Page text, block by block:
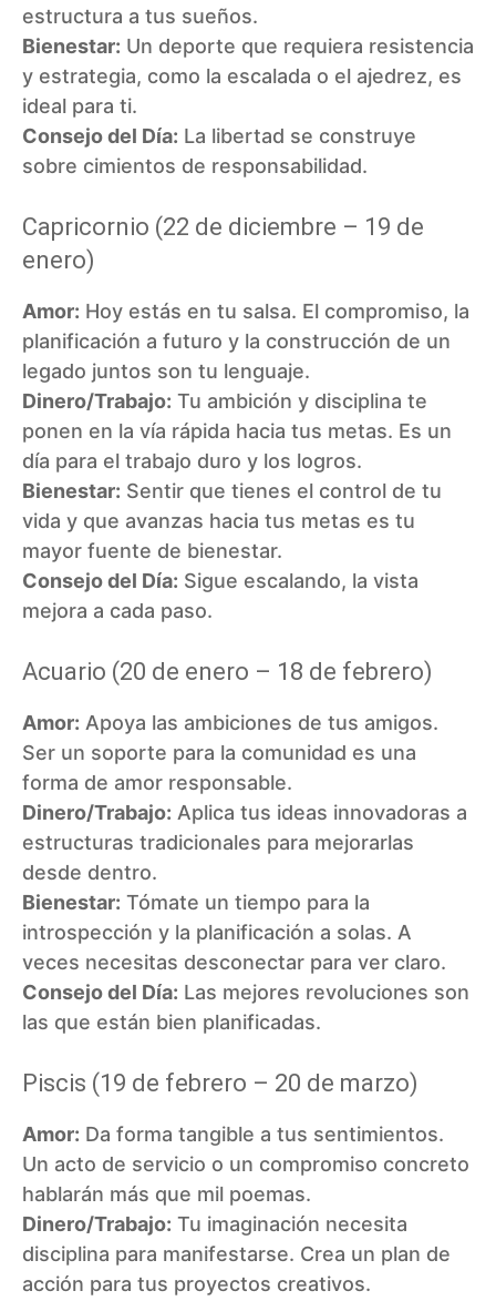
estructura a tus sueños.
Bienestar: Un deporte que requiera resistencia
y estrategia, como la escalada o el ajedrez, es
ideal para ti.
Consejo del Día: La libertad se construye
sobre cimientos de responsabilidad.
Capricornio (22 de diciembre – 19 de
enero)
Amor: Hoy estás en tu salsa. El compromiso, la
planificación a futuro y la construcción de un
legado juntos son tu lenguaje.
Dinero/Trabajo: Tu ambición y disciplina te
ponen en la vía rápida hacia tus metas. Es un
día para el trabajo duro y los logros.
Bienestar: Sentir que tienes el control de tu
vida y que avanzas hacia tus metas es tu
mayor fuente de bienestar.
Consejo del Día: Sigue escalando, la vista
mejora a cada paso.
Acuario (20 de enero – 18 de febrero)
Amor: Apoya las ambiciones de tus amigos.
Ser un soporte para la comunidad es una
forma de amor responsable.
Dinero/Trabajo: Aplica tus ideas innovadoras a
estructuras tradicionales para mejorarlas
desde dentro.
Bienestar: Tómate un tiempo para la
introspección y la planificación a solas. A
veces necesitas desconectar para ver claro.
Consejo del Día: Las mejores revoluciones son
las que están bien planificadas.
Piscis (19 de febrero – 20 de marzo)
Amor: Da forma tangible a tus sentimientos.
Un acto de servicio o un compromiso concreto
hablarán más que mil poemas.
Dinero/Trabajo: Tu imaginación necesita
disciplina para manifestarse. Crea un plan de
acción para tus proyectos creativos.